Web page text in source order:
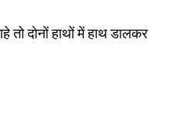
दोनों हाथों में हाथ डालकर